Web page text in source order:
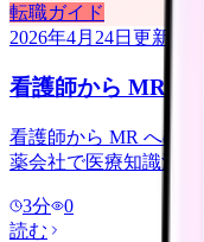
転職ガイド
2026年4月24日 更新
看護師から MR(医
看護師から MR への
薬会社で医療知識活か
3分
0
読む